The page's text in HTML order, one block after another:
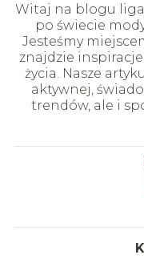
Witaj na blogu
po świecie
Jesteśmy
znajdzie
życia. Nasze
aktywnej,
trendów, ale i